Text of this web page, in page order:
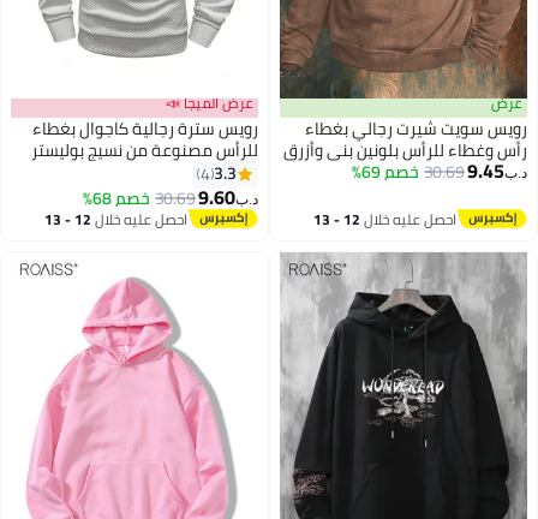
سويت شيرت رجالي بغطاء
وغطاء للرأس بلونين بني وأزرق
مقاس كبير، تصميم قابل
متعدد الاستخدامات
الرسمية وغير الرسمية،
متينة لجميع المواسم
9.45
30.69خصم 69%
احصل عليه خلال 12 - 13
عرض الميجا 📣
رويس سترة رجالية كاجوال بغطاء
للرأس مصنوعة من نسيج بوليستر
خفيف الوزن، تصميم قابل للغسل
في الغسالة للرياضات والأنشطة
الترفيهية في الربيع والخريف،
مريحة ومتينة
3.3
4
د.ب‏9.60
30.69خصم 68%
احصل عليه خلال 12 - 13